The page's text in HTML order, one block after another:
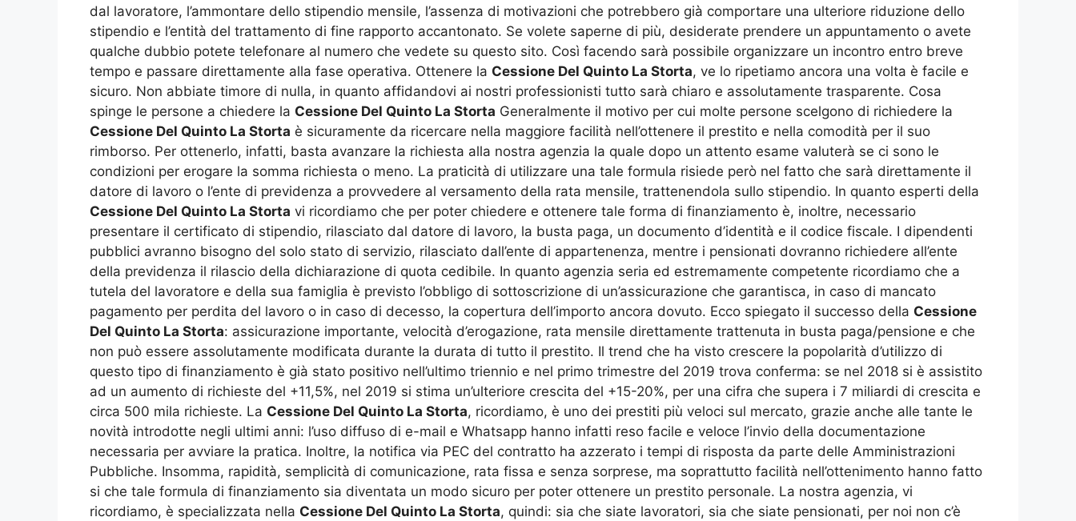
dal lavoratore, l’ammontare dello stipendio mensile, l’assenza di motivazioni che potrebbero già comportare una ulteriore riduzione dello
stipendio e l’entità del trattamento di fine rapporto accantonato. Se volete saperne di più, desiderate prendere un appuntamento o avete
qualche dubbio potete telefonare al numero che vedete su questo sito. Così facendo sarà possibile organizzare un incontro entro breve
tempo e passare direttamente alla fase operativa. Ottenere la Cessione Del Quinto La Storta, ve lo ripetiamo ancora una volta è facile e
sicuro. Non abbiate timore di nulla, in quanto affidandovi ai nostri professionisti tutto sarà chiaro e assolutamente trasparente. Cosa
spinge le persone a chiedere la Cessione Del Quinto La Storta Generalmente il motivo per cui molte persone scelgono di richiedere la
Cessione Del Quinto La Storta è sicuramente da ricercare nella maggiore facilità nell’ottenere il prestito e nella comodità per il suo
rimborso. Per ottenerlo, infatti, basta avanzare la richiesta alla nostra agenzia la quale dopo un attento esame valuterà se ci sono le
condizioni per erogare la somma richiesta o meno. La praticità di utilizzare una tale formula risiede però nel fatto che sarà direttamente il
datore di lavoro o l’ente di previdenza a provvedere al versamento della rata mensile, trattenendola sullo stipendio. In quanto esperti della
Cessione Del Quinto La Storta vi ricordiamo che per poter chiedere e ottenere tale forma di finanziamento è, inoltre, necessario
presentare il certificato di stipendio, rilasciato dal datore di lavoro, la busta paga, un documento d’identità e il codice fiscale. I dipendenti
pubblici avranno bisogno del solo stato di servizio, rilasciato dall’ente di appartenenza, mentre i pensionati dovranno richiedere all’ente
della previdenza il rilascio della dichiarazione di quota cedibile. In quanto agenzia seria ed estremamente competente ricordiamo che a
tutela del lavoratore e della sua famiglia è previsto l’obbligo di sottoscrizione di un’assicurazione che garantisca, in caso di mancato
pagamento per perdita del lavoro o in caso di decesso, la copertura dell’importo ancora dovuto. Ecco spiegato il successo della Cessione
Del Quinto La Storta: assicurazione importante, velocità d’erogazione, rata mensile direttamente trattenuta in busta paga/pensione e che
non può essere assolutamente modificata durante la durata di tutto il prestito. Il trend che ha visto crescere la popolarità d’utilizzo di
questo tipo di finanziamento è già stato positivo nell’ultimo triennio e nel primo trimestre del 2019 trova conferma: se nel 2018 si è assistito
ad un aumento di richieste del +11,5%, nel 2019 si stima un’ulteriore crescita del +15-20%, per una cifra che supera i 7 miliardi di crescita e
circa 500 mila richieste. La Cessione Del Quinto La Storta, ricordiamo, è uno dei prestiti più veloci sul mercato, grazie anche alle tante le
novità introdotte negli ultimi anni: l’uso diffuso di e-mail e Whatsapp hanno infatti reso facile e veloce l’invio della documentazione
necessaria per avviare la pratica. Inoltre, la notifica via PEC del contratto ha azzerato i tempi di risposta da parte delle Amministrazioni
Pubbliche. Insomma, rapidità, semplicità di comunicazione, rata fissa e senza sorprese, ma soprattutto facilità nell’ottenimento hanno fatto
si che tale formula di finanziamento sia diventata un modo sicuro per poter ottenere un prestito personale. La nostra agenzia, vi
ricordiamo, è specializzata nella Cessione Del Quinto La Storta, quindi: sia che siate lavoratori, sia che siate pensionati, per noi non c’è